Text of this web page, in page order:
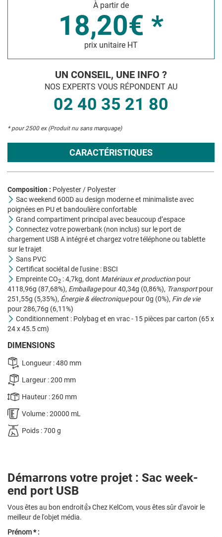
À partir de
18,20€ *
prix unitaire HT
UN CONSEIL, UNE INFO ?
NOS EXPERTS VOUS RÉPONDENT AU
02 40 35 21 80
* pour 2500 ex (Produit nu sans marquage)
CARACTÉRISTIQUES
Composition : Polyester / Polyester
Sac weekend 600D au design moderne et minimaliste avec
poignées en PU et bandoulière confortable
Grand compartiment principal avec beaucoup d’espace
Connectez votre powerbank (non inclus) sur le port de
chargement USB A intégré et chargez votre téléphone ou tablette
sur le trajet
Sans PVC
Certificat sociétal de l'usine : BSCI
Empreinte CO2 : 4,7kg, dont Matériaux et production pour
4118,96g (87,68%), Emballagepour 40,34g (0,86%), Transportpour
251,55g (5,35%), Énergie & électroniquepour 0g (0%), Fin de vie
pour 286,76g (6,11%)
Conditionnement : Polybag et en vrac - 15 pièces par carton (65 x
24 x 45.5 cm)
DIMENSIONS
Longueur : 480 mm
Largeur : 200 mm
Hauteur : 260 mm
Volume : 20000 mL
Poids : 700 g
Démarrons votre projet : Sac week-
end port USB
Vous êtes au bon endroit👍 Chez KelCom, vous êtes sûr d'avoir le
meilleur de l'objet média.
Prénom * :